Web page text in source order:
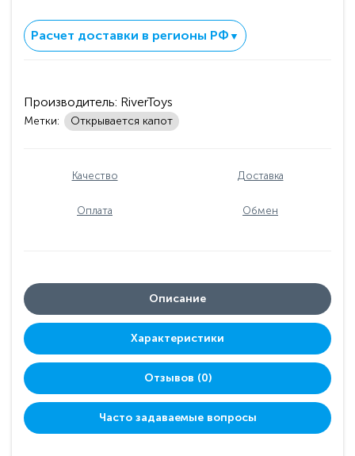
Расчет доставки в регионы РФ ▼
Производитель: RiverToys
Метки: Открывается капот
Качество Доставка
Оплата Обмен
Описание
Характеристики
Отзывов (0)
Часто задаваемые вопросы